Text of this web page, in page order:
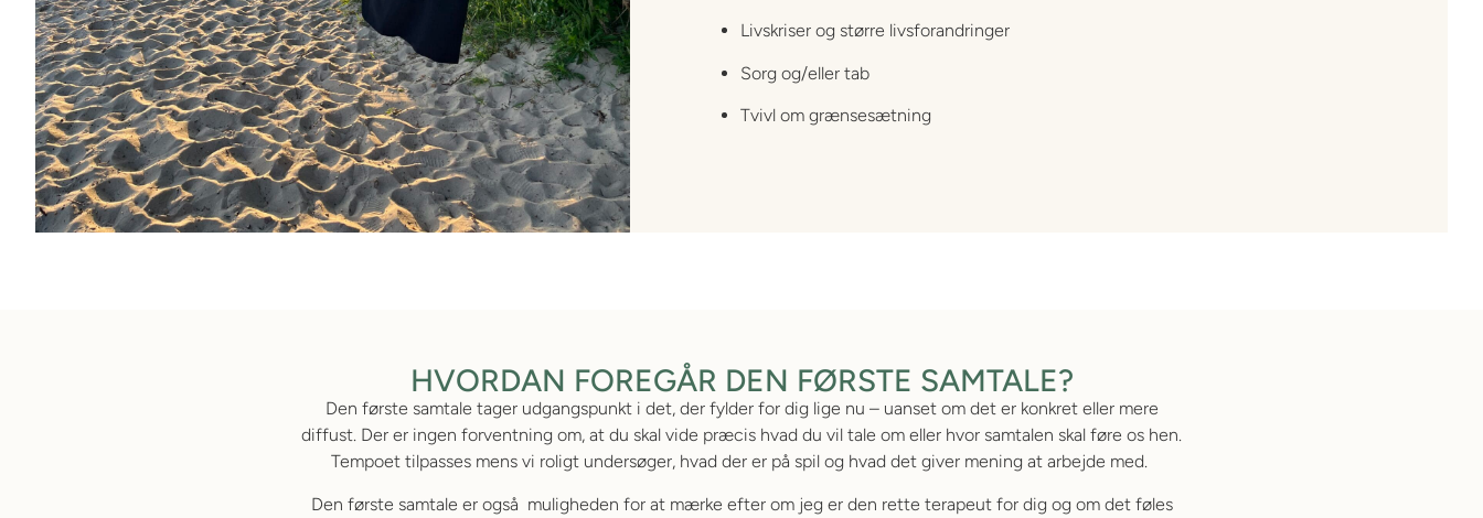
Livskriser og større livsforandringer
Sorg og/eller tab
Tvivl om grænsesætning
HVORDAN FOREGÅR DEN FØRSTE SAMTALE?
Den første samtale tager udgangspunkt i det, der fylder for dig lige nu – uanset om det er konkret eller mere
diffust. Der er ingen forventning om, at du skal vide præcis hvad du vil tale om eller hvor samtalen skal føre os hen.
Tempoet tilpasses mens vi roligt undersøger, hvad der er på spil og hvad det giver mening at arbejde med.
Den første samtale er også muligheden for at mærke efter om jeg er den rette terapeut for dig og om det føles